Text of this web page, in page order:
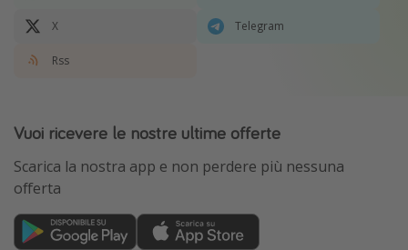
X Telegram
Rss
Vuoi ricevere le nostre ultime offerte
Scarica la nostra app e non perdere più nessuna
offerta